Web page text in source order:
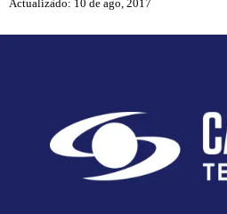
Actualizado: 10 de ago, 2017